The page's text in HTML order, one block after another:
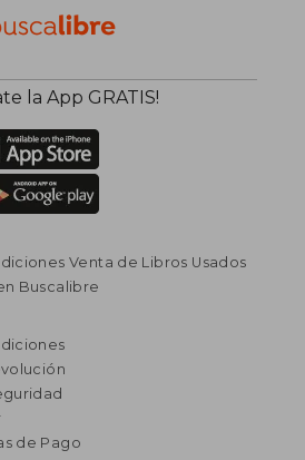
la App GRATIS!
Venta de Libros Usados
Buscalibre
de Pago